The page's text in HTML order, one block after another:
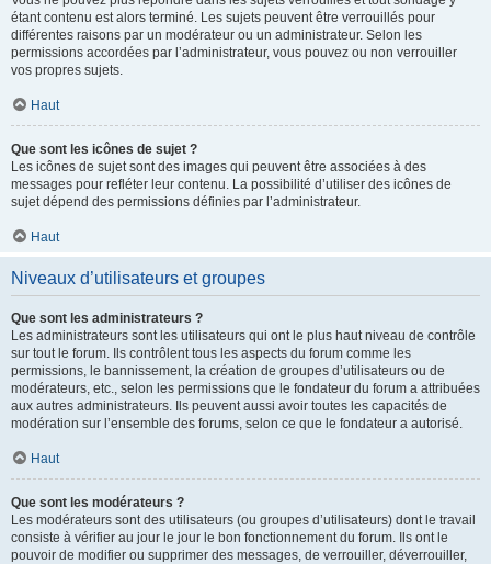
étant contenu est alors terminé. Les sujets peuvent être verrouillés pour
différentes raisons par un modérateur ou un administrateur. Selon les
permissions accordées par l’administrateur, vous pouvez ou non verrouiller
vos propres sujets.
Haut
Que sont les icônes de sujet ?
Les icônes de sujet sont des images qui peuvent être associées à des
messages pour refléter leur contenu. La possibilité d’utiliser des icônes de
sujet dépend des permissions définies par l’administrateur.
Haut
Niveaux d’utilisateurs et groupes
Que sont les administrateurs ?
Les administrateurs sont les utilisateurs qui ont le plus haut niveau de contrôle
sur tout le forum. Ils contrôlent tous les aspects du forum comme les
permissions, le bannissement, la création de groupes d’utilisateurs ou de
modérateurs, etc., selon les permissions que le fondateur du forum a attribuées
aux autres administrateurs. Ils peuvent aussi avoir toutes les capacités de
modération sur l’ensemble des forums, selon ce que le fondateur a autorisé.
Haut
Que sont les modérateurs ?
Les modérateurs sont des utilisateurs (ou groupes d’utilisateurs) dont le travail
consiste à vérifier au jour le jour le bon fonctionnement du forum. Ils ont le
pouvoir de modifier ou supprimer des messages, de verrouiller, déverrouiller,